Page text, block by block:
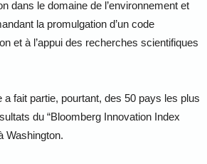
dans le domaine de l’environnement et
la promulgation d’un code
et à l’appui des recherches scientifiques
a fait partie, pourtant, des 50 pays les plus
du “Bloomberg Innovation Index
Washington.